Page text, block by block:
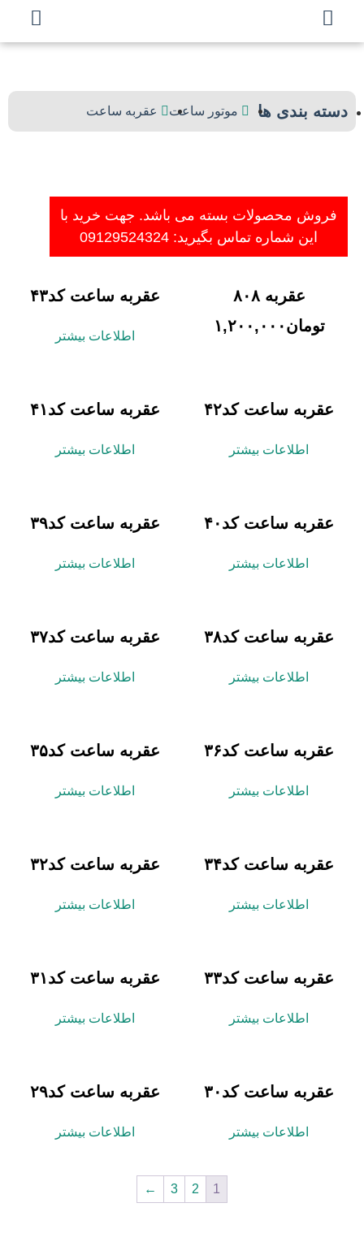
ها موتور ساعت عقربه ساعت
محصولات بسته می باشد. جهت خرید با
شماره تماس بگیرید: 09129524324
۱,۲۰۰,۰۰۰
عقربه ساعت کد۴۳
اطلاعات بیشتر
ساعت کد۴۲
اطلاعات بیشتر
عقربه ساعت کد۴۱
اطلاعات بیشتر
ساعت کد۴۰
اطلاعات بیشتر
عقربه ساعت کد۳۹
اطلاعات بیشتر
ساعت کد۳۸
اطلاعات بیشتر
عقربه ساعت کد۳۷
اطلاعات بیشتر
ساعت کد۳۶
اطلاعات بیشتر
عقربه ساعت کد۳۵
اطلاعات بیشتر
ساعت کد۳۴
اطلاعات بیشتر
عقربه ساعت کد۳۲
اطلاعات بیشتر
ساعت کد۳۳
اطلاعات بیشتر
عقربه ساعت کد۳۱
اطلاعات بیشتر
ساعت کد۳۰
اطلاعات بیشتر
عقربه ساعت کد۲۹
اطلاعات بیشتر
←